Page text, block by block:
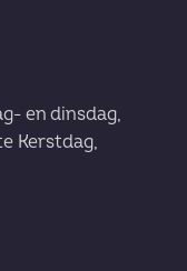
en dinsdag,
Kerstdag,